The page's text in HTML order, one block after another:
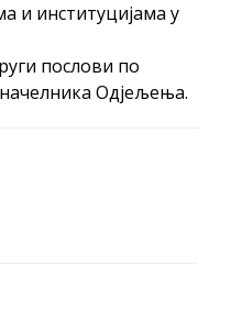
и институцијама у
послови по
Одјељења.